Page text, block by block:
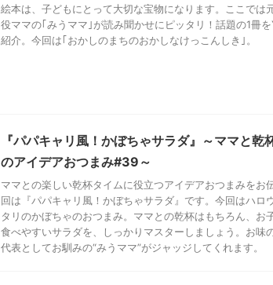
絵本は、子どもにとって大切な宝物になります。ここでは
役ママの｢みうママ｣が読み聞かせにピッタリ！話題の1冊
紹介。今回は｢おかしのまちのおかしなけっこんしき｣。
『パパキャリ風！かぼちゃサラダ』～ママと乾
のアイデアおつまみ#39～
ママとの楽しい乾杯タイムに役立つアイデアおつまみをお
回は『パパキャリ風！かぼちゃサラダ』です。今回はハロ
タリのかぼちゃのおつまみ。ママとの乾杯はもちろん、お
食べやすいサラダを、しっかりマスターしましょう。お味
代表としてお馴みの“みうママ”がジャッジしてくれます。